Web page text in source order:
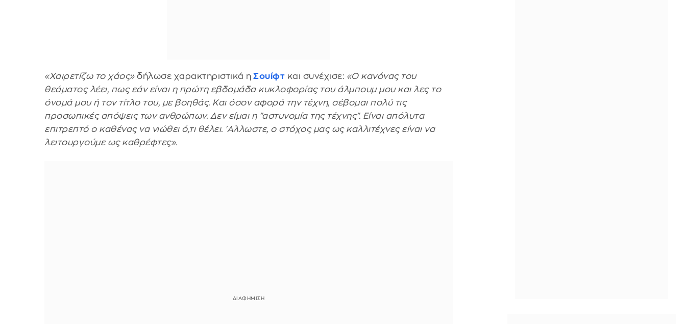
«Χαιρετίζω το χάος»δήλωσε χαρακτηριστικά η Σουίφτ και συνέχισε: «Ο κανόνας του
θεάματος λέει, πως εάν είναι η πρώτη εβδομάδα κυκλοφορίας του άλμπουμ μου και λες το
όνομά μου ή τον τίτλο του, με βοηθάς. Και όσον αφορά την τέχνη, σέβομαι πολύ τις
προσωπικές απόψεις των ανθρώπων. Δεν είμαι η "αστυνομία της τέχνης". Είναι απόλυτα
επιτρεπτό ο καθένας να νιώθει ό,τι θέλει. 'Aλλωστε, ο στόχος μας ως καλλιτέχνες είναι να
λειτουργούμε ως καθρέφτες».